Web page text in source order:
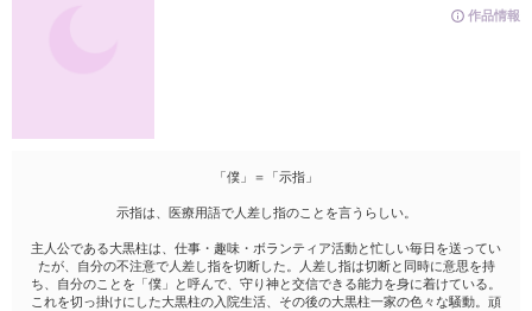
作品情報
「僕」＝「示指」
示指は、医療用語で人差し指のことを言うらしい。
主人公である大黒柱は、仕事・趣味・ボランティア活動と忙しい毎日を送ってい
たが、自分の不注意で人差し指を切断した。人差し指は切断と同時に意思を持
ち、自分のことを「僕」と呼んで、守り神と交信できる能力を身に着けている。
これを切っ掛けにした大黒柱の入院生活、その後の大黒柱一家の色々な騒動。頑